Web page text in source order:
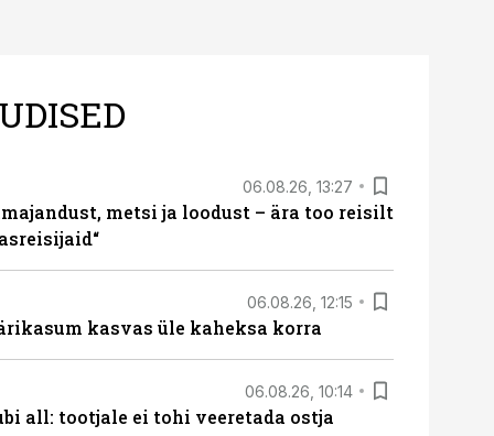
06.08.26, 13:27
metsi ja loodust – ära too reisilt
06.08.26, 12:15
kasvas üle kaheksa korra
06.08.26, 10:14
all: tootjale ei tohi veeretada ostja